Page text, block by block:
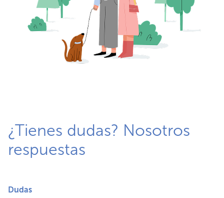
¿Tienes dudas? Nosotros
respuestas
Dudas